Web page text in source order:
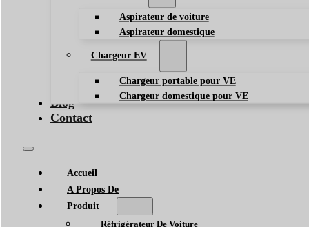
Aspirateur de voiture
Aspirateur domestique
Chargeur EV
Chargeur portable pour VE
Chargeur domestique pour VE
Blog
Contact
Accueil
A Propos De
Produit
Réfrigérateur De Voiture